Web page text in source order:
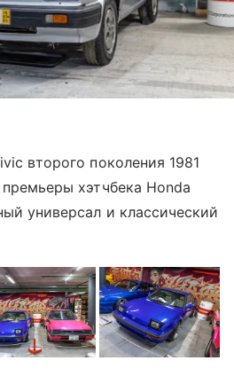
второго поколения 1981
хэтчбека Honda
универсал и классический